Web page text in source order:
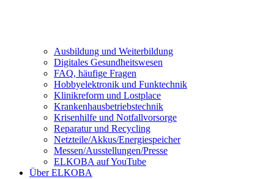
Ausbildung und Weiterbildung
Digitales Gesundheitswesen
FAQ, häufige Fragen
Hobbyelektronik und Funktechnik
Klinikreform und Lostplace
Krankenhausbetriebstechnik
Krisenhilfe und Notfallvorsorge
Reparatur und Recycling
Netzteile/Akkus/Energiespeicher
Messen/Ausstellungen/Presse
ELKOBA auf YouTube
Über ELKOBA